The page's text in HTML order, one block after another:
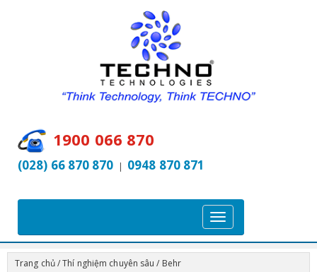
1900 066 870
(028) 66 870 870 | 0948 870 871
T
o
g
Trang chủ/Thí nghiệm chuyên sâu / Behr